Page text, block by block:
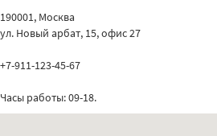
190001, Москва
ул. Новый арбат, 15, офис 27
+7-911-123-45-67
Часы работы: 09-18.